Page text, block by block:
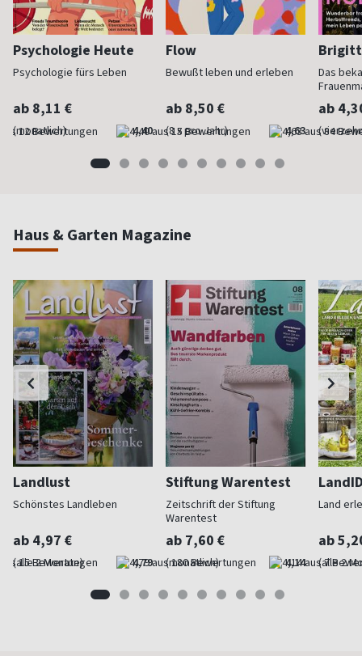
Psychologie Heute
Psychologie fürs Leben
ab 8,11 €
(monatlich) 4,40
Flow
Bewußt leben und erleben
ab 8,50 €
(8 x pro Jahr) 4,63
Das
ab
Haus & Garten Magazine
Landlust
Schönstes Landleben
ab 4,97 €
(alle 2 Monate) 4,79
Stiftung Warentest
Zeitschrift der Stiftung
Warentest
ab 7,60 €
(monatlich) 4,14
Land
ab
(alle 2